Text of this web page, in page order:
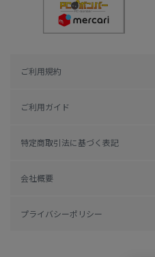
ご利用規約
ご利用ガイド
特定商取引法に基づく表記
会社概要
プライバシーポリシー